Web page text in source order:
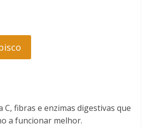
C, fibras e enzimas digestivas que
a funcionar melhor.